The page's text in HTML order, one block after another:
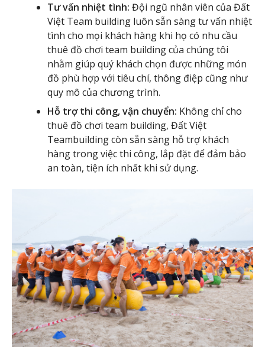
Tư vấn nhiệt tình: Đội ngũ nhân viên của Đất
Việt Team building luôn sẵn sàng tư vấn nhiệt
tình cho mọi khách hàng khi họ có nhu cầu
thuê đồ chơi team building của chúng tôi
nhằm giúp quý khách chọn được những món
đồ phù hợp với tiêu chí, thông điệp cũng như
quy mô của chương trình.
Hỗ trợ thi công, vận chuyển: Không chỉ cho
thuê đồ chơi team building, Đất Việt
Teambuilding còn sẵn sàng hỗ trợ khách
hàng trong việc thi công, lắp đặt để đảm bảo
an toàn, tiện ích nhất khi sử dụng.